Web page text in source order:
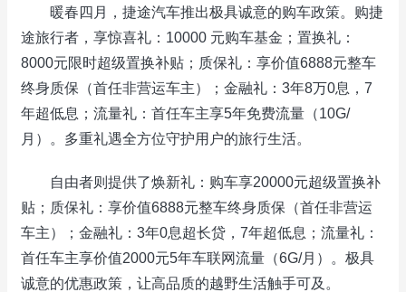
暖春四月，捷途汽车推出极具诚意的购车政策。购捷
途旅行者，享惊喜礼：10000 元购车基金；置换礼：
8000元限时超级置换补贴；质保礼：享价值6888元整车
终身质保（首任非营运车主）；金融礼：3年8万0息，7
年超低息；流量礼：首任车主享5年免费流量（10G/
月）。多重礼遇全方位守护用户的旅行生活。
自由者则提供了焕新礼：购车享20000元超级置换补
贴；质保礼：享价值6888元整车终身质保（首任非营运
车主）；金融礼：3年0息超长贷，7年超低息；流量礼：
首任车主享价值2000元5年车联网流量（6G/月）。极具
诚意的优惠政策，让高品质的越野生活触手可及。